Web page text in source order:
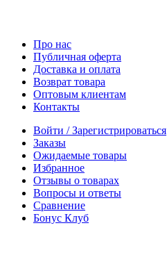
Про нас
Публичная оферта
Доставка и оплата
Возврат товара
Оптовым клиентам
Контакты
Войти / Зарегистрироваться
Заказы
Ожидаемые товары
Избранное
Отзывы о товарах
Вопросы и ответы
Сравнение
Бонус Клуб